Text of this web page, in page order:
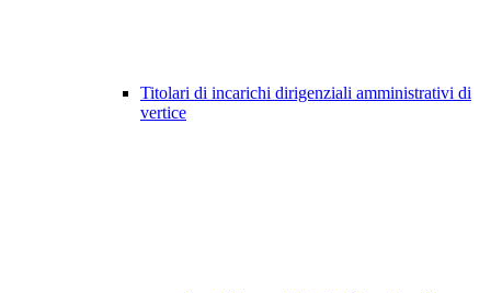
Titolari di incarichi dirigenziali amministrativi di
vertice